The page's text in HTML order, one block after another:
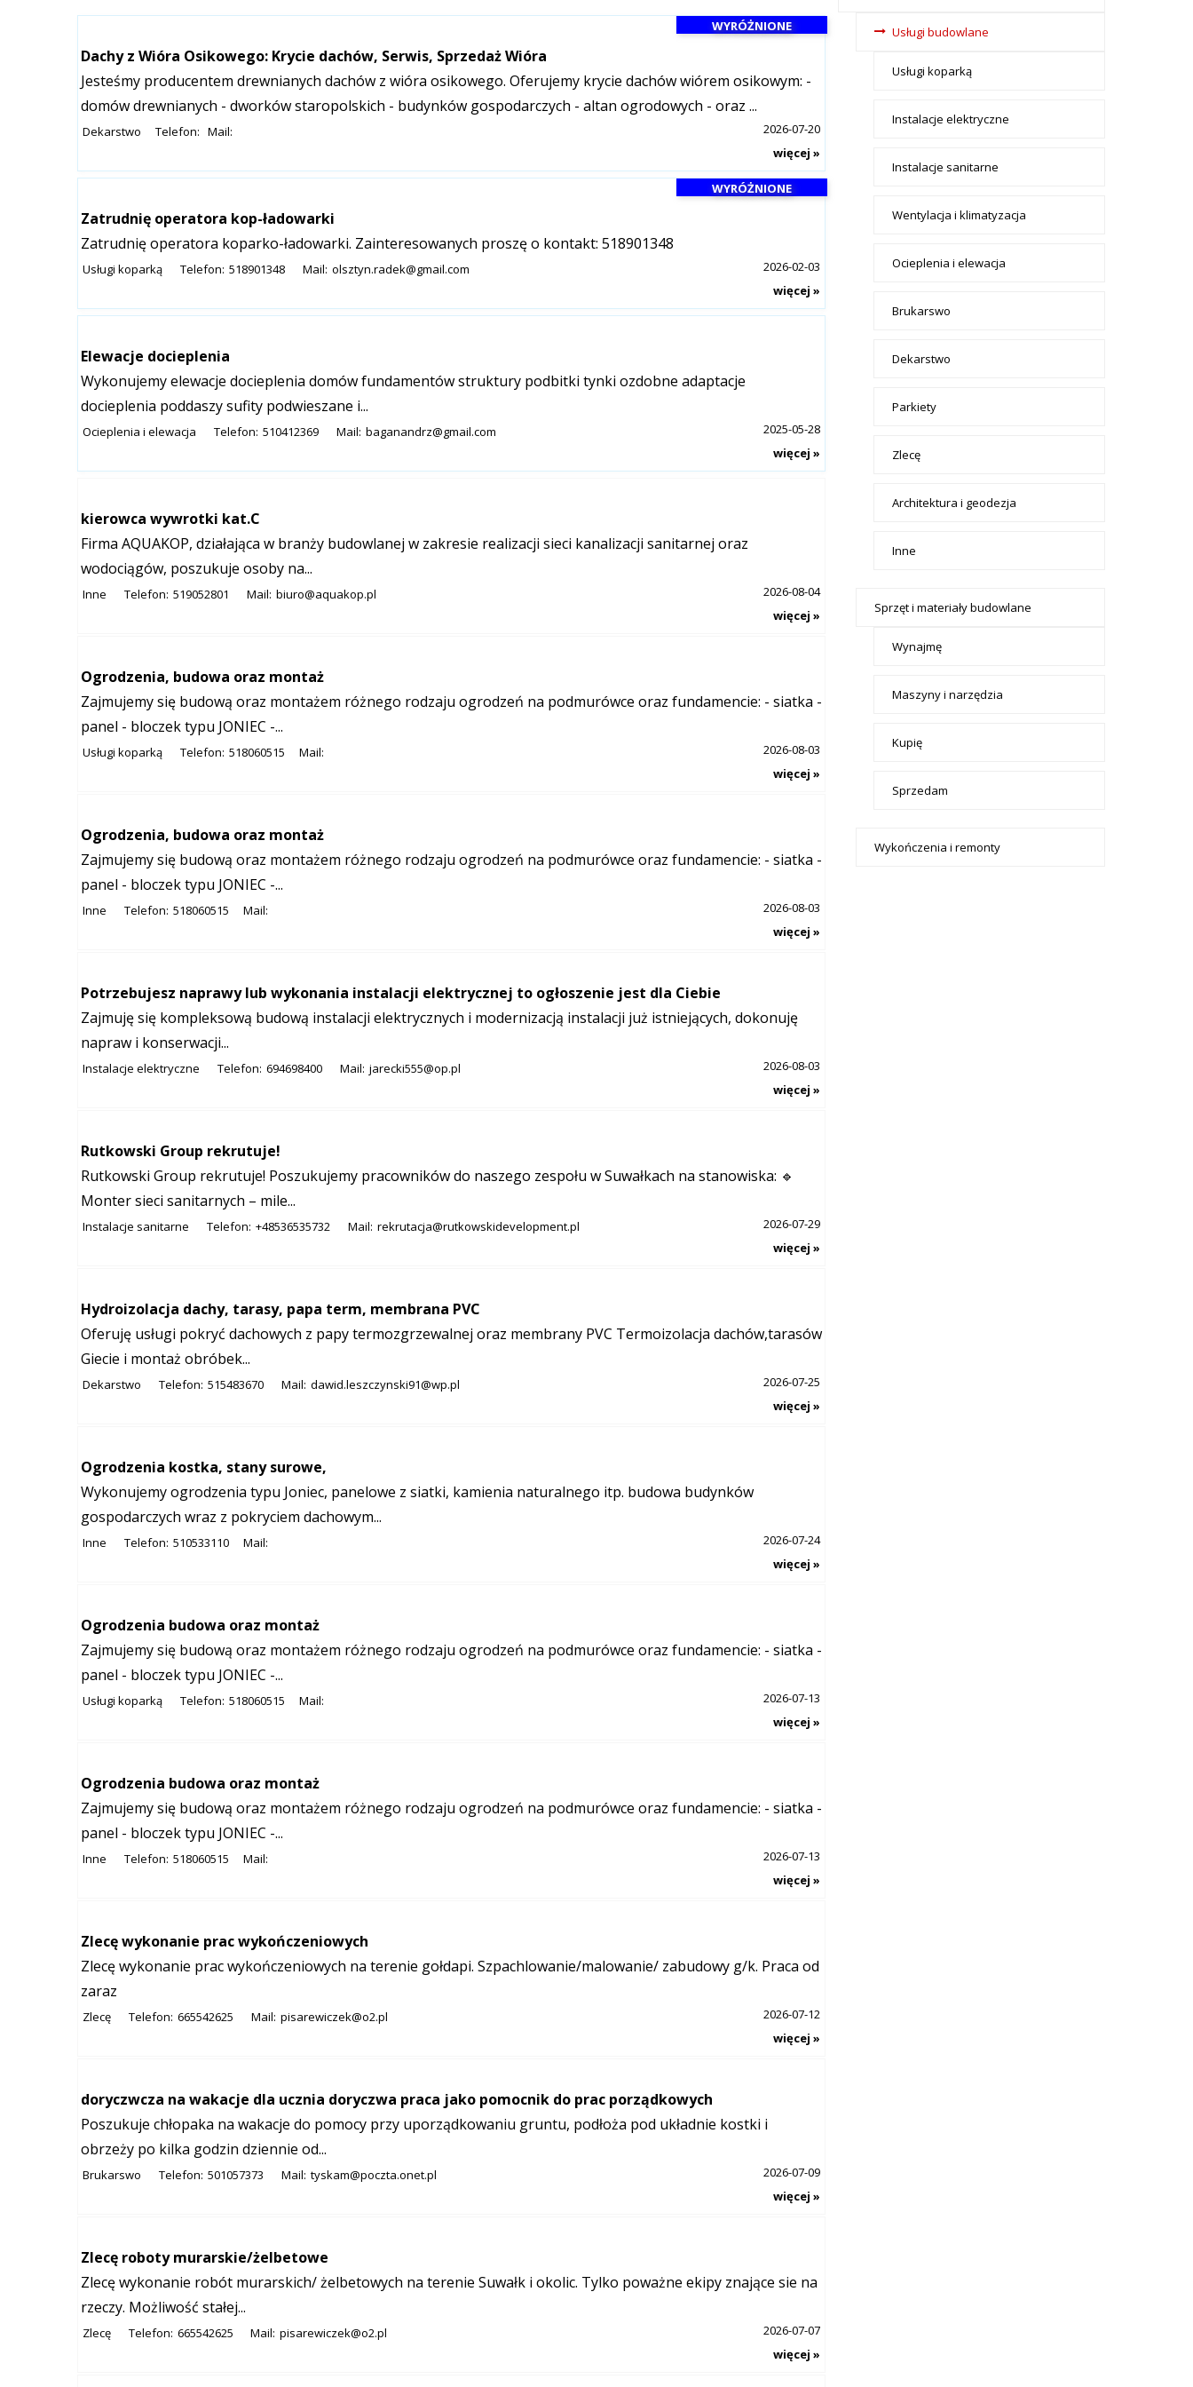
Dachy z Wióra Osikowego: Krycie dachów, Serwis, Sprzedaż Wióra
WYRÓŻNIONE
Jesteśmy producentem drewnianych dachów z wióra osikowego. Oferujemy krycie dachów wiórem osikowym: -
domów drewnianych - dworków staropolskich - budynków gospodarczych - altan ogrodowych - oraz ...
Dekarstwo Telefon: Mail:
2026-07-20
więcej »
Zatrudnię operatora kop-ładowarki
WYRÓŻNIONE
Zatrudnię operatora koparko-ładowarki. Zainteresowanych proszę o kontakt: 518901348
Usługi koparką Telefon: 518901348 Mail: olsztyn.radek@gmail.com
2026-02-03
więcej »
Elewacje docieplenia
Wykonujemy elewacje docieplenia domów fundamentów struktury podbitki tynki ozdobne adaptacje
docieplenia poddaszy sufity podwieszane i...
Ocieplenia i elewacja Telefon: 510412369 Mail: baganandrz@gmail.com
2025-05-28
więcej »
kierowca wywrotki kat.C
Firma AQUAKOP, działająca w branży budowlanej w zakresie realizacji sieci kanalizacji sanitarnej oraz
wodociągów, poszukuje osoby na...
Inne Telefon: 519052801 Mail: biuro@aquakop.pl
2026-08-04
więcej »
Ogrodzenia, budowa oraz montaż
Zajmujemy się budową oraz montażem różnego rodzaju ogrodzeń na podmurówce oraz fundamencie: - siatka -
panel - bloczek typu JONIEC -...
Usługi koparką Telefon: 518060515 Mail:
2026-08-03
więcej »
Ogrodzenia, budowa oraz montaż
Zajmujemy się budową oraz montażem różnego rodzaju ogrodzeń na podmurówce oraz fundamencie: - siatka -
panel - bloczek typu JONIEC -...
Inne Telefon: 518060515 Mail:
2026-08-03
więcej »
Potrzebujesz naprawy lub wykonania instalacji elektrycznej to ogłoszenie jest dla Ciebie
Zajmuję się kompleksową budową instalacji elektrycznych i modernizacją instalacji już istniejących, dokonuję
napraw i konserwacji...
Instalacje elektryczne Telefon: 694698400 Mail: jarecki555@op.pl
2026-08-03
więcej »
Rutkowski Group rekrutuje!
Rutkowski Group rekrutuje! Poszukujemy pracowników do naszego zespołu w Suwałkach na stanowiska: 🔹
Monter sieci sanitarnych – mile...
Instalacje sanitarne Telefon: +48536535732 Mail: rekrutacja@rutkowskidevelopment.pl
2026-07-29
więcej »
Hydroizolacja dachy, tarasy, papa term, membrana PVC
Oferuję usługi pokryć dachowych z papy termozgrzewalnej oraz membrany PVC Termoizolacja dachów,tarasów
Giecie i montaż obróbek...
Dekarstwo Telefon: 515483670 Mail: dawid.leszczynski91@wp.pl
2026-07-25
więcej »
Ogrodzenia kostka, stany surowe,
Wykonujemy ogrodzenia typu Joniec, panelowe z siatki, kamienia naturalnego itp. budowa budynków
gospodarczych wraz z pokryciem dachowym...
Inne Telefon: 510533110 Mail:
2026-07-24
więcej »
Ogrodzenia budowa oraz montaż
Zajmujemy się budową oraz montażem różnego rodzaju ogrodzeń na podmurówce oraz fundamencie: - siatka -
panel - bloczek typu JONIEC -...
Usługi koparką Telefon: 518060515 Mail:
2026-07-13
więcej »
Ogrodzenia budowa oraz montaż
Zajmujemy się budową oraz montażem różnego rodzaju ogrodzeń na podmurówce oraz fundamencie: - siatka -
panel - bloczek typu JONIEC -...
Inne Telefon: 518060515 Mail:
2026-07-13
więcej »
Zlecę wykonanie prac wykończeniowych
Zlecę wykonanie prac wykończeniowych na terenie gołdapi. Szpachlowanie/malowanie/ zabudowy g/k. Praca od
zaraz
Zlecę Telefon: 665542625 Mail: pisarewiczek@o2.pl
2026-07-12
więcej »
doryczwcza na wakacje dla ucznia doryczwa praca jako pomocnik do prac porządkowych
Poszukuje chłopaka na wakacje do pomocy przy uporządkowaniu gruntu, podłoża pod układnie kostki i
obrzeży po kilka godzin dziennie od...
Brukarswo Telefon: 501057373 Mail: tyskam@poczta.onet.pl
2026-07-09
więcej »
Zlecę roboty murarskie/żelbetowe
Zlecę wykonanie robót murarskich/ żelbetowych na terenie Suwałk i okolic. Tylko poważne ekipy znające sie na
rzeczy. Możliwość stałej...
Zlecę Telefon: 665542625 Mail: pisarewiczek@o2.pl
2026-07-07
więcej »
Budownictwo
Usługi budowlane
Usługi koparką
Instalacje elektryczne
Instalacje sanitarne
Wentylacja i klimatyzacja
Ocieplenia i elewacja
Brukarswo
Dekarstwo
Parkiety
Zlecę
Architektura i geodezja
Inne
Sprzęt i materiały budowlane
Wynajmę
Maszyny i narzędzia
Kupię
Sprzedam
Wykończenia i remonty